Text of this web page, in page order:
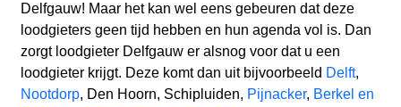
Delfgauw! Maar het kan wel eens gebeuren dat deze
loodgieters geen tijd hebben en hun agenda vol is. Dan
zorgt loodgieter Delfgauw er alsnog voor dat u een
loodgieter krijgt. Deze komt dan uit bijvoorbeeld Delft,
Nootdorp, Den Hoorn, Schipluiden, Pijnacker, Berkel en